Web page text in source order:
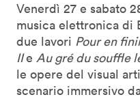
Venerdì 27 e sabato
musica elettronica di
due lavori Pour en
IIe Au gré du souffle
le opere del visual
scenario immersivo